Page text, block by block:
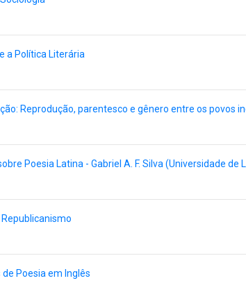
a Política Literária
Reprodução, parentesco e gênero entre os povos
Poesia Latina - Gabriel A. F. Silva (Universidade de
de Poesia em Inglês